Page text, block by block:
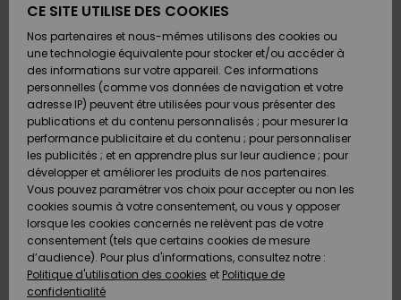
Chaussures
& Tongs
Surf
Snow
Nouveautés
Chaussures
& Tongs
Surf
Snow
Nouveautés
FEMME
A
Découvrir
Snow
SURF
Surf
Shop
Enfant
Highlights
Communauté
SNOW
Snow
Shop
Enfant
Snow
Shop
Femme
A
Découvrir
Communauté
OUTLET
Enfant
Outlet
Femme
AIDE &
CONTACT
Retours
Paiement
Carte
Cadeau
Quiksilver
Freedom
Protection
des
MAGASINS
CE SITE UTILISE DES COOKIES
Nos partenaires et nous-mêmes utilisons des cookies ou
une technologie équivalente pour stocker et/ou accéder à
des informations sur votre appareil. Ces informations
personnelles (comme vos données de navigation et votre
adresse IP) peuvent être utilisées pour vous présenter des
publications et du contenu personnalisés ; pour mesurer la
performance publicitaire et du contenu ; pour personnaliser
les publicités ; et en apprendre plus sur leur audience ; pour
développer et améliorer les produits de nos partenaires.
Vous pouvez paramétrer vos choix pour accepter ou non les
cookies soumis à votre consentement, ou vous y opposer
lorsque les cookies concernés ne relèvent pas de votre
consentement (tels que certains cookies de mesure
d’audience). Pour plus d'informations, consultez notre :
Politique d'utilisation des cookies et Politique de
confidentialité